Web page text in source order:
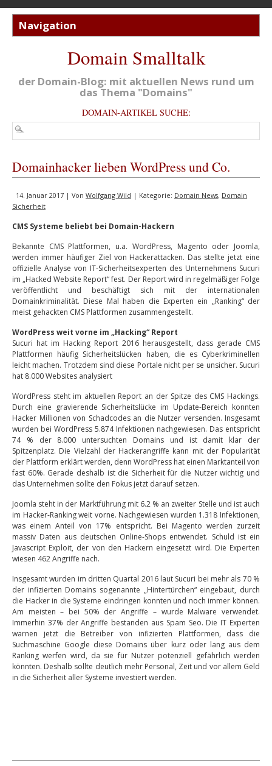
Domain Smalltalk
der Domain-Blog: mit aktuellen News rund um
das Thema "Domains"
DOMAIN-ARTIKEL SUCHE:
Domainhacker lieben WordPress und Co.
14. Januar 2017 | Von Wolfgang Wild | Kategorie: Domain News, Domain
Sicherheit
CMS Systeme beliebt bei Domain-Hackern
Bekannte CMS Plattformen, u.a. WordPress, Magento oder Joomla,
werden immer häufiger Ziel von Hackerattacken. Das stellte jetzt eine
offizielle Analyse von IT-Sicherheitsexperten des Unternehmens Sucuri
im „Hacked Website Report“ fest. Der Report wird in regelmäßiger Folge
veröffentlicht und beschäftigt sich mit der internationalen
Domainkriminalität. Diese Mal haben die Experten ein „Ranking“ der
meist gehackten CMS Plattformen zusammengestellt.
WordPress weit vorne im „Hacking“ Report
Sucuri hat im Hacking Report 2016 herausgestellt, dass gerade CMS
Plattformen häufig Sicherheitslücken haben, die es Cyberkriminellen
leicht machen. Trotzdem sind diese Portale nicht per se unsicher. Sucuri
hat 8.000 Websites analysiert
WordPress steht im aktuellen Report an der Spitze des CMS Hackings.
Durch eine gravierende Sicherheitslücke im Update-Bereich konnten
Hacker Millionen von Schadcodes an die Nutzer versenden. Insgesamt
wurden bei WordPress 5.874 Infektionen nachgewiesen. Das entspricht
74 % der 8.000 untersuchten Domains und ist damit klar der
Spitzenplatz. Die Vielzahl der Hackerangriffe kann mit der Popularität
der Plattform erklärt werden, denn WordPress hat einen Marktanteil von
fast 60%. Gerade deshalb ist die Sicherheit für die Nutzer wichtig und
das Unternehmen sollte den Fokus jetzt darauf setzen.
Joomla steht in der Marktführung mit 6.2 % an zweiter Stelle und ist auch
im Hacker-Ranking weit vorne. Nachgewiesen wurden 1.318 Infektionen,
was einem Anteil von 17% entspricht. Bei Magento werden zurzeit
massiv Daten aus deutschen Online-Shops entwendet. Schuld ist ein
Javascript Exploit, der von den Hackern eingesetzt wird. Die Experten
wiesen 462 Angriffe nach.
Insgesamt wurden im dritten Quartal 2016 laut Sucuri bei mehr als 70 %
der infizierten Domains sogenannte „Hintertürchen“ eingebaut, durch
die Hacker in die Systeme eindringen konnten und noch immer können.
Am meisten – bei 50% der Angriffe – wurde Malware verwendet.
Immerhin 37% der Angriffe bestanden aus Spam Seo. Die IT Experten
warnen jetzt die Betreiber von infizierten Plattformen, dass die
Suchmaschine Google diese Domains über kurz oder lang aus dem
Ranking werfen wird, da sie für Nutzer potenziell gefährlich werden
könnten. Deshalb sollte deutlich mehr Personal, Zeit und vor allem Geld
in die Sicherheit aller Systeme investiert werden.